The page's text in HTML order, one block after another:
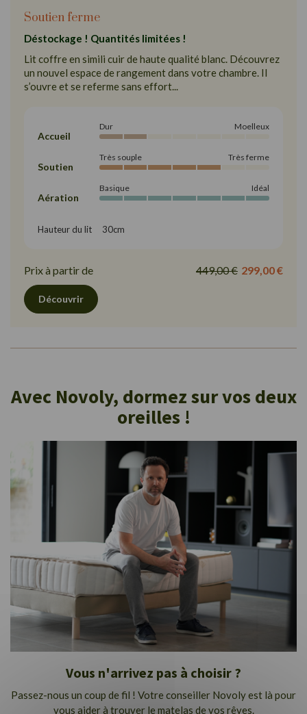
Soutien ferme
Déstockage ! Quantités limitées !
Lit coffre en simili cuir de haute qualité blanc. Découvrez
un nouvel espace de rangement dans votre chambre. Il
s’ouvre et se referme sans effort...
Accueil
Dur Moelleux
Soutien
Très souple Très ferme
Aération
Basique Idéal
Hauteur du lit     30cm
Prix à partir de 449,00 € 299,00 €
Découvrir
Avec Novoly, dormez sur vos deux
oreilles !
Vous n'arrivez pas à choisir ?
Passez-nous un coup de fil ! Votre conseiller Novoly est là pour
vous aider à trouver le matelas de vos rêves.